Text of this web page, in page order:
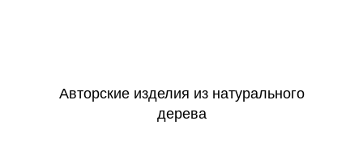
Авторские изделия из натурального
дерева